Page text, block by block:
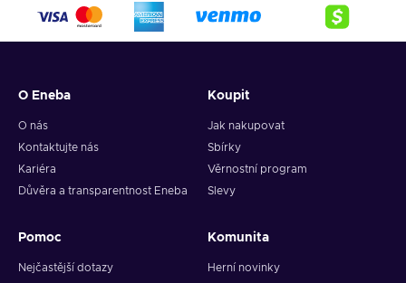
O Eneba
O nás
Kontaktujte nás
Kariéra
Důvěra a transparentnost Eneba
Koupit
Jak nakupovat
Sbírky
Věrnostní program
Slevy
Pomoc
Nejčastější dotazy
Komunita
Herní novinky